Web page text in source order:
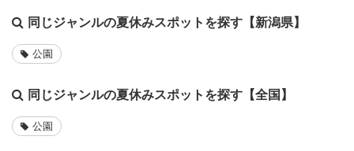
同じジャンルの夏休みスポットを探す【新潟県】
公園
同じジャンルの夏休みスポットを探す【全国】
公園